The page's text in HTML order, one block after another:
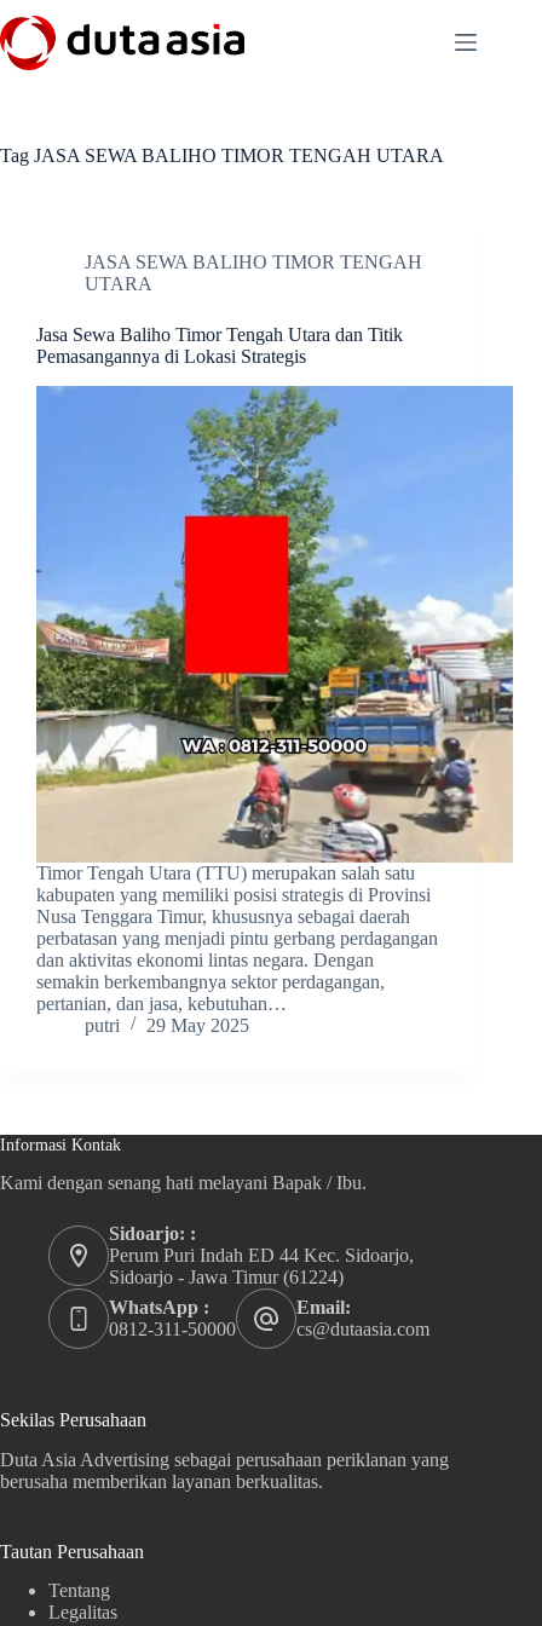
to
content
Tag JASA SEWA BALIHO TIMOR TENGAH UTARA
JASA SEWA BALIHO TIMOR TENGAH
UTARA
Jasa Sewa Baliho Timor Tengah Utara dan Titik
Pemasangannya di Lokasi Strategis
Timor Tengah Utara (TTU) merupakan salah satu
kabupaten yang memiliki posisi strategis di Provinsi
Nusa Tenggara Timur, khususnya sebagai daerah
perbatasan yang menjadi pintu gerbang perdagangan
dan aktivitas ekonomi lintas negara. Dengan
semakin berkembangnya sektor perdagangan,
pertanian, dan jasa, kebutuhan…
putri
29 May 2025
Informasi Kontak
Kami dengan senang hati melayani Bapak / Ibu.
Sidoarjo: :
Perum Puri Indah ED 44 Kec. Sidoarjo,
Sidoarjo - Jawa Timur (61224)
WhatsApp :
0812-311-50000
Email:
cs@dutaasia.com
Sekilas Perusahaan
Duta Asia Advertising sebagai perusahaan periklanan yang
berusaha memberikan layanan berkualitas.
Tautan Perusahaan
Tentang
Legalitas